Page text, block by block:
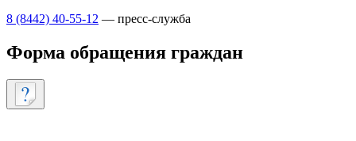
8 (8442) 40-55-12 — пресс-служба
Форма обращения граждан